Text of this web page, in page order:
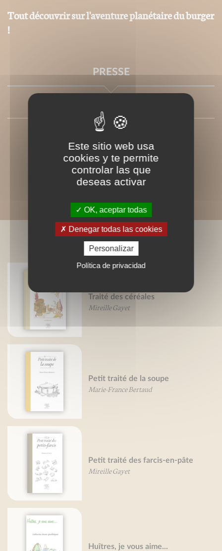
Tout découvrir sur l'aventure planétaire du burger
!
PRESSE
LIVRES ASSOCIÉS
Traité des céréales
Mireille Gayet
Petit traité de la soupe
Marie-France Bertaud
Petit traité des farcis-en-pâte
Mireille Gayet
Huîtres, je vous aime...
Este sitio web usa
cookies y te permite
controlar las que
deseas activar
OK, aceptar todas
Denegar todas las cookies
Personalizar
Política de privacidad